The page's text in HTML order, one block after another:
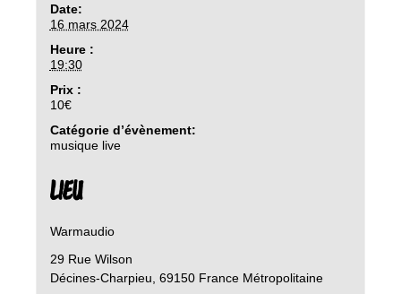
Date:
16 mars 2024
Heure :
19:30
Prix :
10€
Catégorie d’évènement:
musique live
LIEU
Warmaudio
29 Rue Wilson
Décines-Charpieu 69150 France Métropolitaine